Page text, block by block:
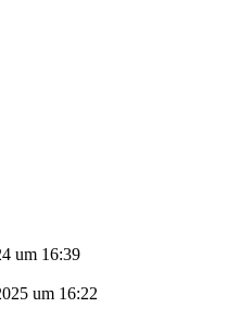
um 16:39
um 16:22